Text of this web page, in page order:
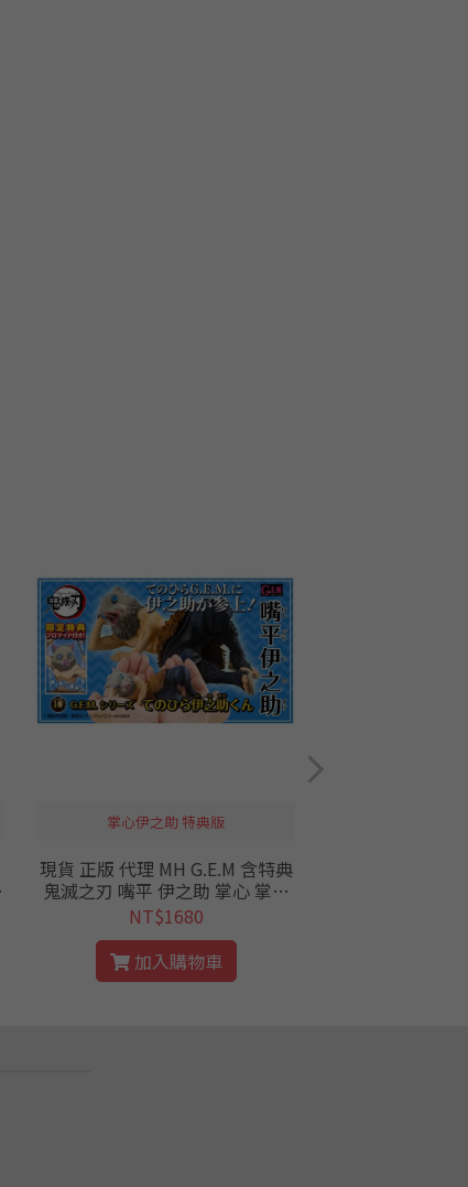
掌心伊之助 特典版
現貨 正版 代理 MH G.E.M 含特典
鬼滅之刃 嘴平 伊之助 掌心 掌中
公仔 PVC MegaHouse
NT$1680
加入購物車